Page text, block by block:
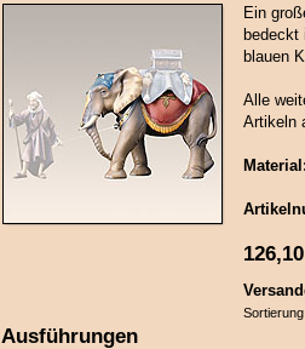
Ein
bedeckt
blauen
Alle
Artikeln
126,10
Ausführungen